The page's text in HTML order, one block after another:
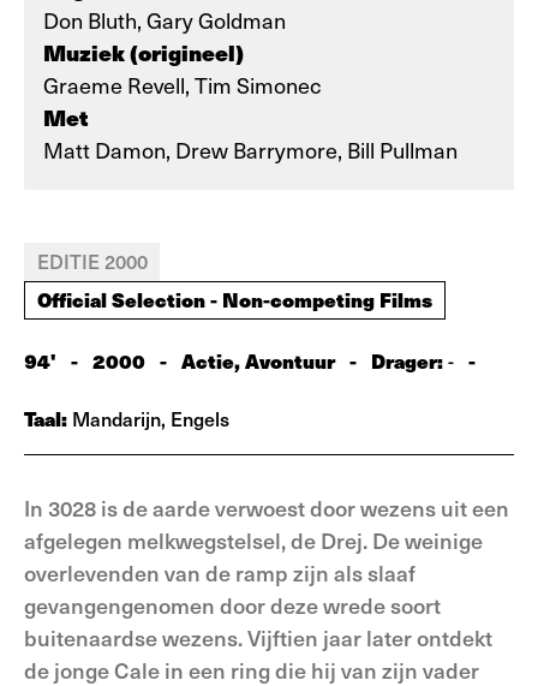
Don Bluth, Gary Goldman
Muziek (origineel)
Graeme Revell, Tim Simonec
Met
Matt Damon, Drew Barrymore, Bill Pullman
EDITIE 2000
Official Selection - Non-competing Films
94' - 2000 - Actie, Avontuur - Drager:- -
Taal: Mandarijn, Engels
In 3028 is de aarde verwoest door wezens uit een
afgelegen melkwegstelsel, de Drej. De weinige
overlevenden van de ramp zijn als slaaf
gevangengenomen door deze wrede soort
buitenaardse wezens. Vijftien jaar later ontdekt
de jonge Cale in een ring die hij van zijn vader